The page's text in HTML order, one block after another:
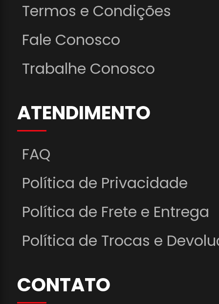
Termos e Condições
Fale Conosco
Trabalhe Conosco
ATENDIMENTO
FAQ
Política de Privacidade
Política de Frete e Entrega
Política de Trocas e
CONTATO